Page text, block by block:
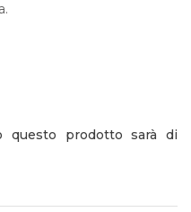
questo prodotto sarà di